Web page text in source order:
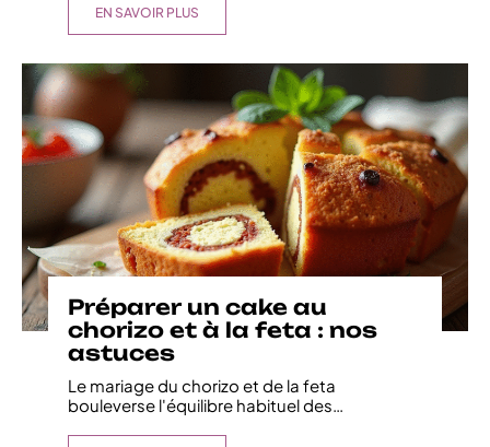
EN SAVOIR PLUS
Préparer un cake au
chorizo et à la feta : nos
astuces
Le mariage du chorizo et de la feta
bouleverse l'équilibre habituel des…